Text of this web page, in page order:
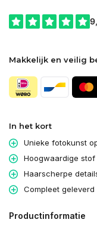
Makkelijk en veilig
In het kort
Unieke fotokunst
Hoogwaardige
Haarscherpe
Compleet
Productinformatie